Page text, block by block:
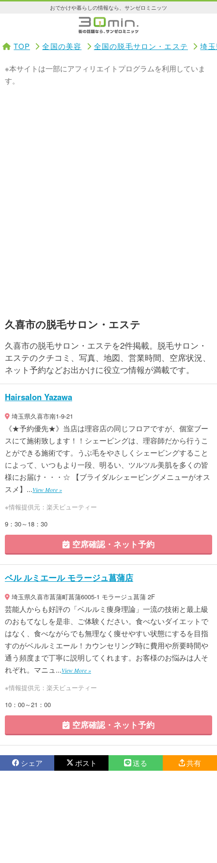
おでかけや暮らしの情報なら、サンゼロミニッツ
TOP 全国の美容 全国の脱毛サロン・エステ 埼
※本サイトは一部にアフィリエイトプログラムを利用していま
す。
久喜市の脱毛サロン・エステ
久喜市の脱毛サロン・エステを2件掲載。脱毛サロン・
エステのクチコミ、写真、地図、営業時間、空席状況、
ネット予約などお出かけに役立つ情報が満載です。
Hairsalon Yazawa
埼玉県久喜市南1-9-21
《★予約優先★》当店は理容店の同じフロアですが、個室ブー
スにて施術致します！！シェービングは、理容師だから行うこ
とができる施術です。うぶ毛をやさしくシェービングすること
によって、いつもより一段、明るい、ツルツル美肌を多くの皆
様にお届け・・・☆ 【ブライダルシェービングメニューがオス
スメ】...View More »
※情報提供元：楽天ビューティー
9：30～18：30
空席確認・ネット予約
ベル ルミエール モラージュ菖蒲店
埼玉県久喜市菖蒲町菖蒲6005-1 モラージュ菖蒲 2F
芸能人からも好評の「ベルルミ痩身理論」一流の技術と最上級
のおもてなしを是非、ご体験ください。食べないダイエットで
はなく、食べながらでも無理なく痩せやすい状態にするを目指
すのがベルルミエール！カウンセリング時に費用や所要時間や
通う頻度まで丁寧に説明してくれます。お客様のお悩みは人そ
れぞれ。マニュ...View More »
※情報提供元：楽天ビューティー
10：00～21：00
空席確認・ネット予約
シェア ポスト 送る 共有